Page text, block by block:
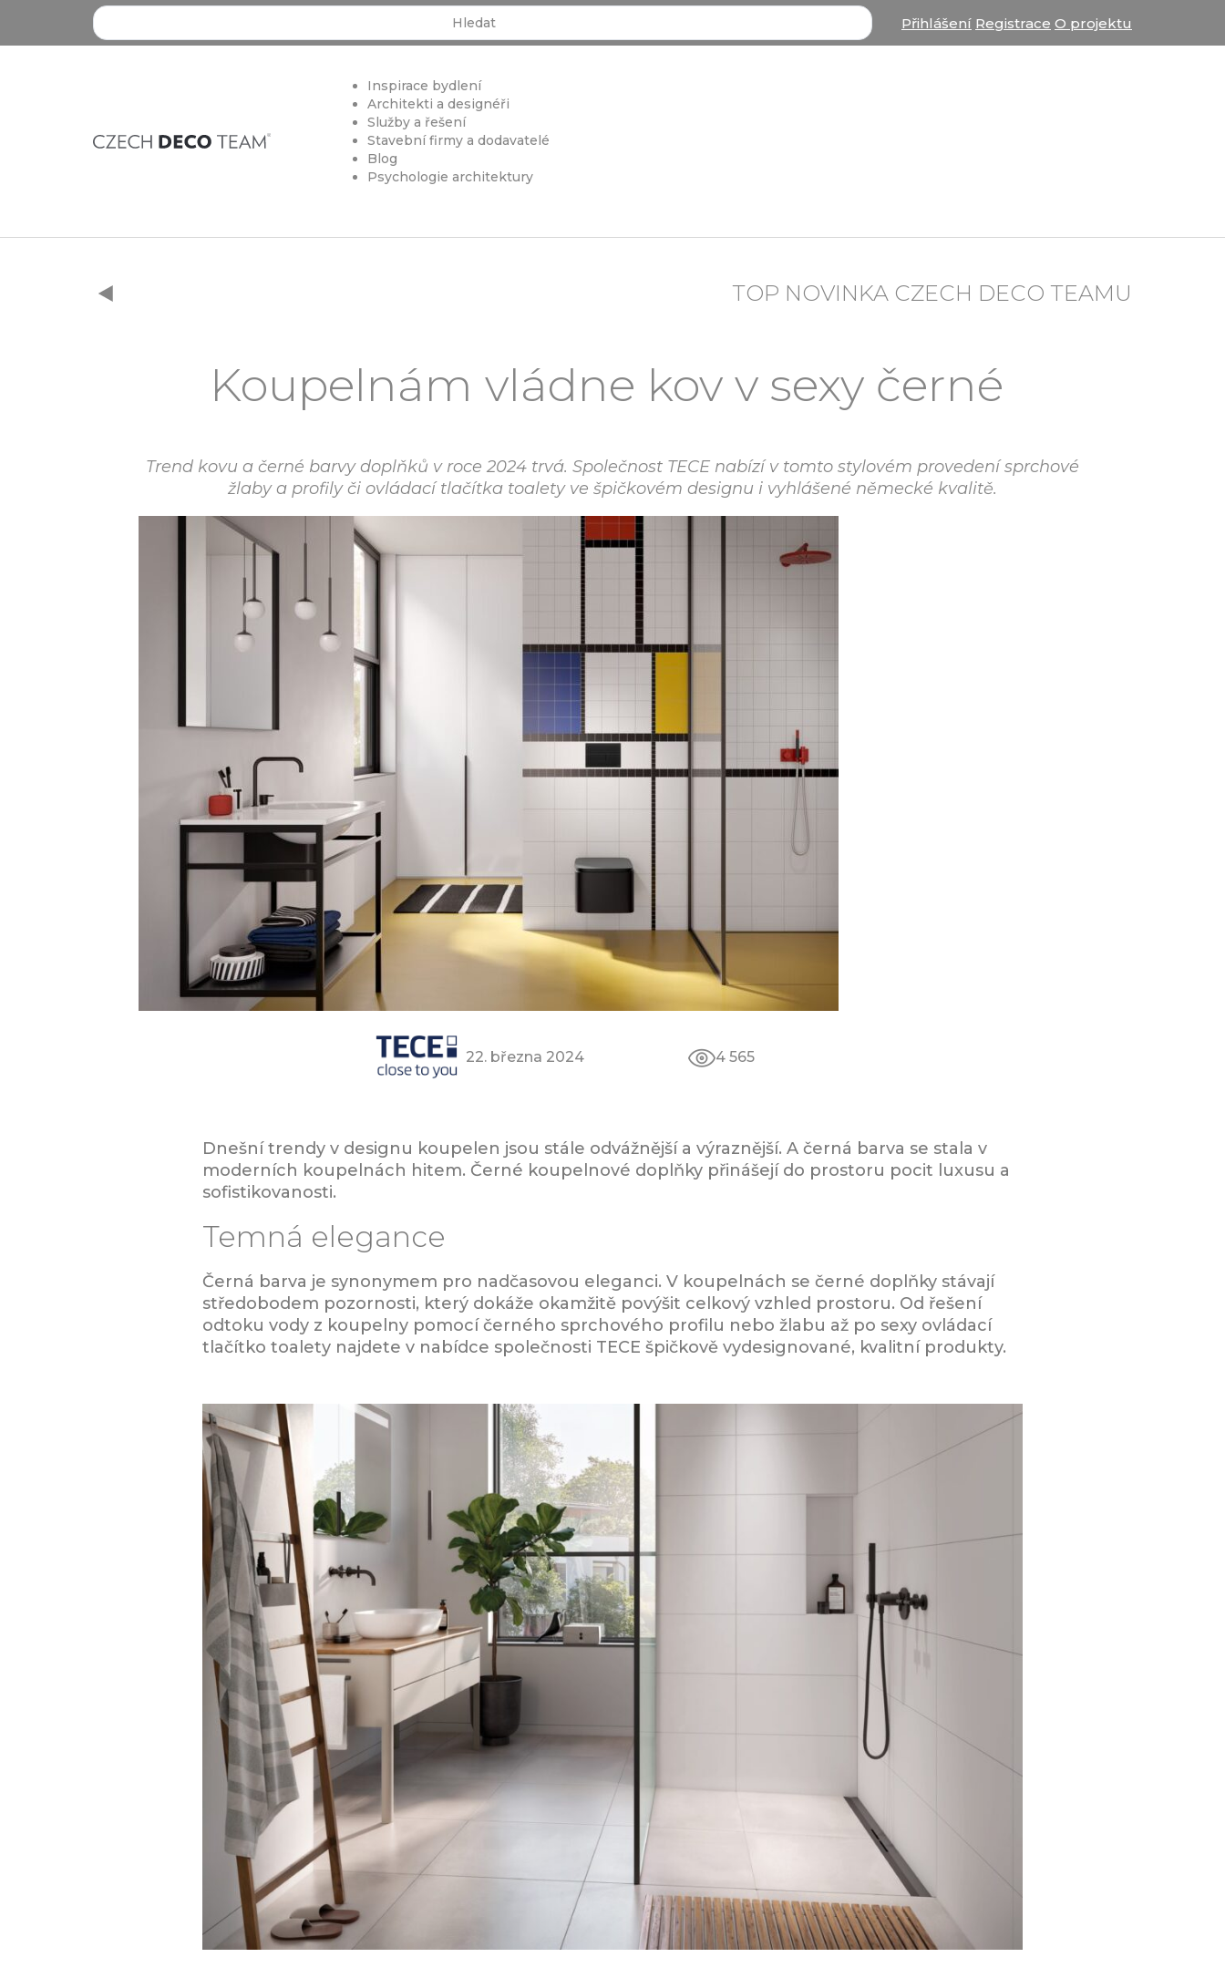
Search ... Přihlášení Registrace O projektu
Inspirace bydlení
Architekti a designéři
Služby a řešení
Stavební firmy a dodavatelé
Blog
Psychologie architektury
TOP NOVINKA CZECH DECO TEAMU
Koupelnám vládne kov v sexy černé
Trend kovu a černé barvy doplňků v roce 2024 trvá. Společnost TECE nabízí v tomto stylovém provedení sprchové
žlaby a profily či ovládací tlačítka toalety ve špičkovém designu i vyhlášené německé kvalitě.
22. března 2024 4 565
Dnešní trendy v designu koupelen jsou stále odvážnější a výraznější. A černá barva se stala v
moderních koupelnách hitem. Černé koupelnové doplňky přinášejí do prostoru pocit luxusu a
sofistikovanosti.
Temná elegance
Černá barva je synonymem pro nadčasovou eleganci. V koupelnách se černé doplňky stávají
středobodem pozornosti, který dokáže okamžitě povýšit celkový vzhled prostoru. Od řešení
odtoku vody z koupelny pomocí černého sprchového profilu nebo žlabu až po sexy ovládací
tlačítko toalety najdete v nabídce společnosti TECE špičkově vydesignované, kvalitní produkty.